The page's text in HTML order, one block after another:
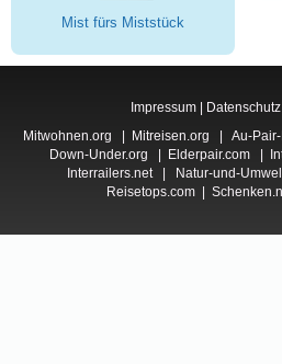
Mist fürs Miststück
Impressum | Datenschutz
Mitwohnen.org
Mitreisen.org Au-
Down-Under.org
Elderpair.com|
Interrailers.net| Natur-und-
Reisetops.com